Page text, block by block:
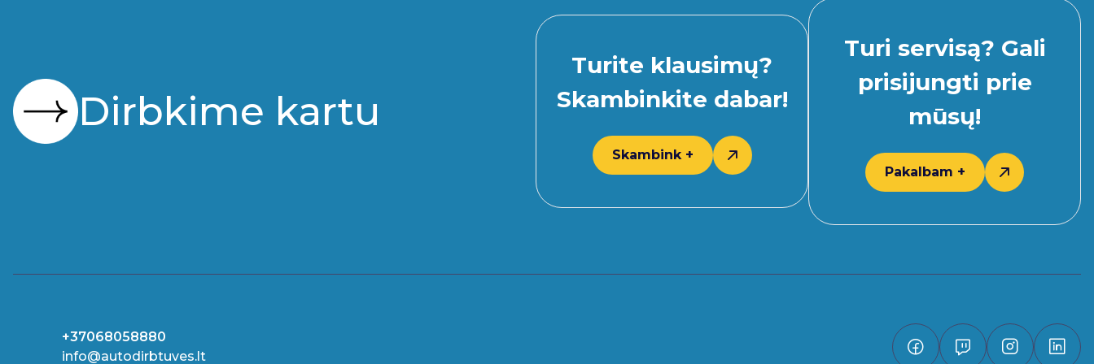
Dirbkime kartu
Turite klausimų?
Skambinkite dabar!
Skambink +
Turi servisą? Gali
prisijungti prie
mūsų!
Pakalbam +
+37068058880
info@autodirbtuves.lt